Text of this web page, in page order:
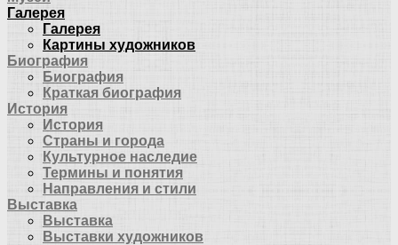
Галерея
Галерея
Картины художников
Биография
Биография
Краткая биография
История
История
Страны и города
Культурное наследие
Термины и понятия
Направления и стили
Выставка
Выставка
Выставки художников